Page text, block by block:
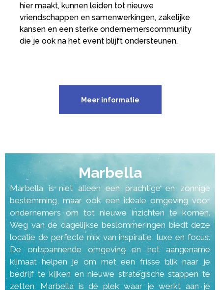
hier maakt, kunnen leiden tot nieuwe
vriendschappen en samenwerkingen, zakelijke
kansen en een sterke ondernemerscommunity
die je ook na het event blijft ondersteunen.
Meer informatie
Marbella
Marbella is niet alleen een prachtige en zonnige
bestemming, maar ook een ideale omgeving voor
ondernemers om tot nieuwe inzichten te komen.
Weg van de dagelijkse beslommeringen biedt deze
locatie de perfecte mix van inspiratie, luxe en focus.
De ontspannende omgeving en het aangename
klimaat helpen je om met een frisse blik naar je
bedrijf te kijken en nieuwe strategische stappen te
zetten. Marbella is dé plek waar je werkt aan je